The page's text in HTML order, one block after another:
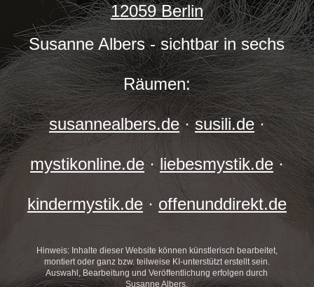
12059 Berlin
Susanne Albers - sichtbar in sechs
Räumen:
susannealbers.de·susili.de·
mystikonline.de· liebesmystik.de·
kindermystik.de· offenunddirekt.de
Hinweis: Inhalte dieser Website können künstlerisch bearbeitet,
montiert oder ganz bzw. teilweise KI-unterstützt erstellt sein.
Auswahl, Bearbeitung und Veröffentlichung erfolgen durch
Susanne Albers.